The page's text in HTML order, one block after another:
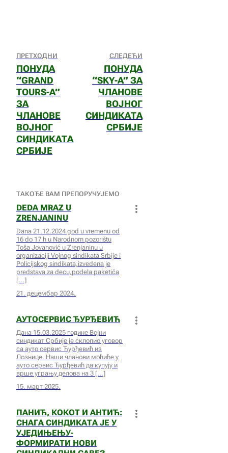
ПРЕТХОДНИ
ПОНУДА
“GRAND
TOURS-A”
ЗА
ЧЛАНОВЕ
ВОЈНОГ
СИНДИКАТА
СРБИЈЕ
СЛЕДЕЋИ
ПОНУДА
“SKY-A” ЗА
ЧЛАНОВЕ
ВОЈНОГ
СИНДИКАТА
СРБИЈЕ
ТАКОЂЕ ВАМ ПРЕПОРУЧУЈЕМО
DEDA MRAZ U
ZRENJANINU
Dana 21.12.2024 god u vremenu od
16 do 17 h u Narodnom pozorištu
Toša Jovanović u Zrenjaninu u
organizaciji Vojnog sindikata Srbije i
Policijskog sindikata,izvedena je
predstava za decu,podela paketića
21. децембар 2024.
АУТОСЕРВИС ЂУРЂЕВИЋ
Дана 15.03.2025 године Војни
синдикат Србије је склопио уговор
са ауто сервис Ђурђевић из
Лознице. Наши чланови моћиће у
ауто сервис Ђурђевић да купују и
врше угрању делова на 3
15. март 2025.
ПАНИЋ, КОКОТ И АНТИЋ:
СНАГА СИНДИКАТА ЈЕ У
УЈЕДИЊЕЊУ-
ФОРМИРАТИ НОВИ